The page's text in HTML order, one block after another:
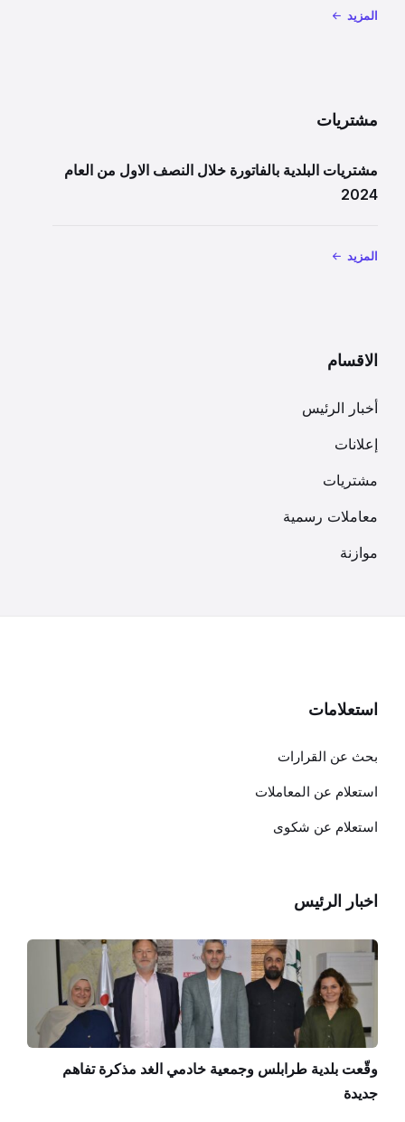
المزيد
مشتريات
مشتريات البلدية بالفاتورة خلال النصف الاول من العام
2024
المزيد
الاقسام
أخبار الرئيس
إعلانات
مشتريات
معاملات رسمية
موازنة
استعلامات
بحث عن القرارات
استعلام عن المعاملات
استعلام عن شكوى
اخبار الرئيس
وقّعت بلدية طرابلس وجمعية خادمي الغد مذكرة تفاهم
جديدة